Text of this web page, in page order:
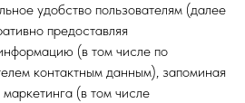
удобство пользователям (далее
предоставляя
(в том числе по
контактным данным), запоминая
(в том числе